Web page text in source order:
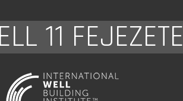
11 FEJEZETE